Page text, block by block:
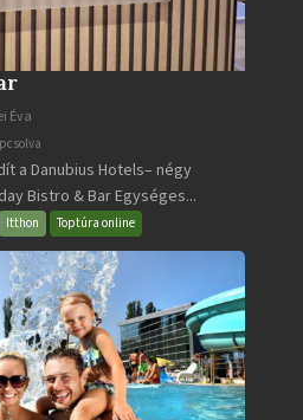
Éva
a Danubius Hotels– négy
Bistro & Bar Egységes...
Itthon Toptúra online